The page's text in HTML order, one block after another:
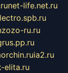
net-life.net.ru
ru.ru
ia2.ru
elita.ru